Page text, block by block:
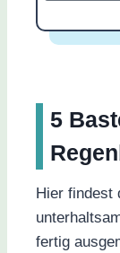
5
Hier findest
fertig